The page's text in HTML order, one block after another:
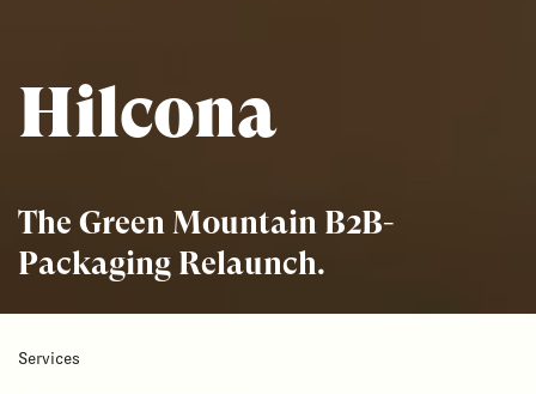
Hilcona
The Green Mountain B2B-
Packaging Relaunch.
Services